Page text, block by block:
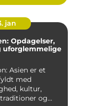
jan
Opdagelser,
uforglemmelige
Asien er et
med
kultur,
og